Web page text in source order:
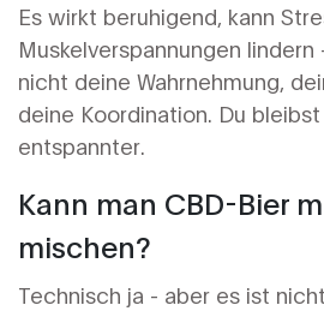
Es wirkt beruhigend, kann
Muskelverspannungen
nicht deine Wahrnehmung,
deine Koordination. Du
entspannter.
Kann man CBD-Bier
mischen?
Technisch ja - aber es ist